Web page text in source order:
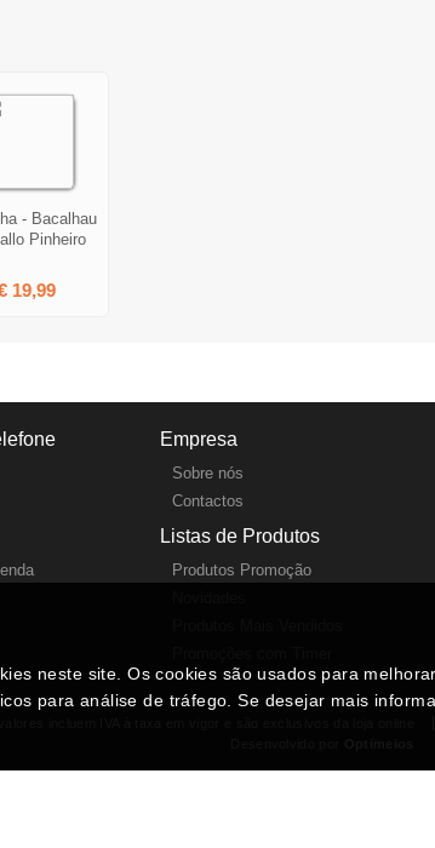
- Bacalhau
Pinheiro
19,99
Empresa
Sobre nós
Contactos
Listas de Produtos
Produtos Promoção
neste site. Os cookies são usados para
para análise de tráfego. Se desejar mais